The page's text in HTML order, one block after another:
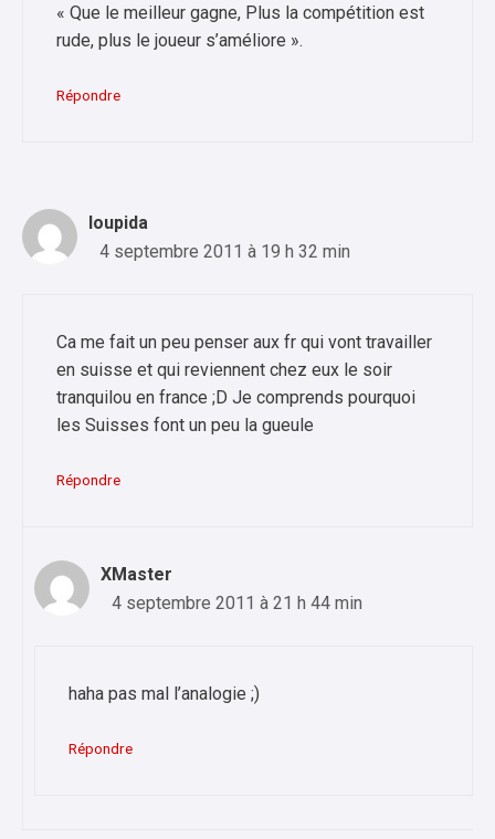
« Que le meilleur gagne, Plus la compétition est
rude, plus le joueur s’améliore ».
Répondre
loupida
4 septembre 2011 à 19 h 32 min
Ca me fait un peu penser aux fr qui vont travailler
en suisse et qui reviennent chez eux le soir
tranquilou en france ;D Je comprends pourquoi
les Suisses font un peu la gueule
Répondre
XMaster
4 septembre 2011 à 21 h 44 min
haha pas mal l’analogie ;)
Répondre